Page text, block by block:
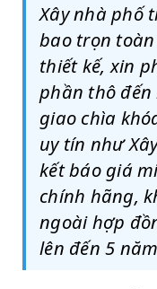
Xây nhà phố
bao trọn
thiết kế, xin
phần thô
giao chìa
uy tín như
kết báo giá
chính hãng,
ngoài hợp
lên đến 5